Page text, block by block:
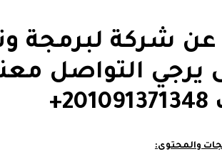
عن شركة لبرمجة
يرجي التواصل